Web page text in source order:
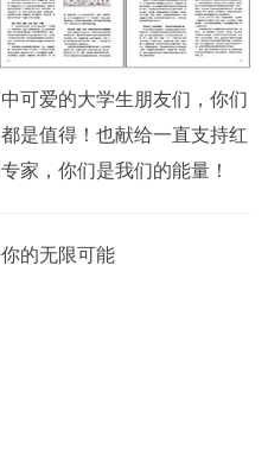
可爱的大学生朋友们，你们
是值得！也献给一直支持红
家，你们是我们的能量！
的无限可能